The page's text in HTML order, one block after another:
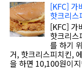
[KFC] 가
핫크리스
[KFC] 가
핫크리스
를 하기
거, 핫크리스피치킨,
을 하면 10,100원이